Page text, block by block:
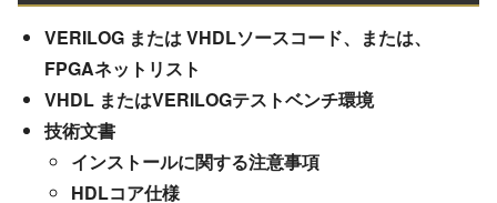
VERILOG または VHDLソースコード、または、
FPGAネットリスト
VHDL またはVERILOGテストベンチ環境
技術文書
インストールに関する注意事項
HDLコア仕様